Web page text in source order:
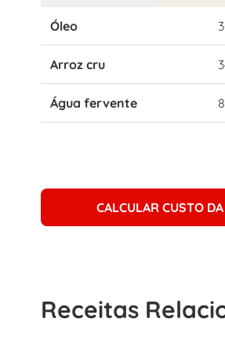
Óleo
Arroz cru
Água fervente
CALCULAR CUSTO
Receitas